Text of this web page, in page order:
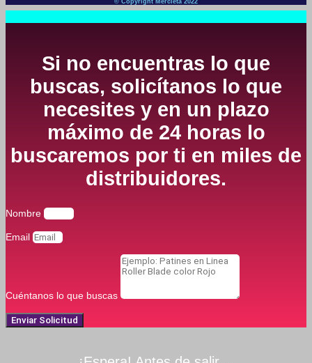
© Copyright Mercleta 2022
Si no encuentras lo que
buscas, solicítanos lo que
necesites y en un plazo
máximo de 24 horas lo
buscaremos por ti en miles de
distribuidores.
Nombre
Email
Cuéntanos lo que buscas
Enviar Solicitud